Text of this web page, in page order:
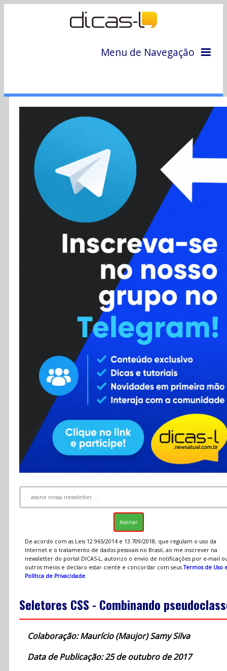
Menu de Navegação
Colunas
Colaboradores
Cursos
Enviar Dica
Contato
RSS
De acordo com as Leis 12.965/2014 e 13.709/2018, que regulam o uso da
Internet e o tratamento de dados pessoais no Brasil, ao me inscrever na
newsletter do portal DICAS-L, autorizo o envio de notificações por e-mail
outros meios e declaro estar ciente e concordar com seusTermos de Uso
Política de Privacidade.
Seletores CSS - Combinando
Colaboração: Maurício (Maujor) Samy Silva
Data de Publicação: 25 de outubro de 2017